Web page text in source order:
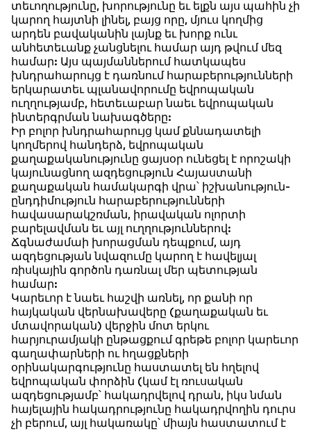
տեւողությունը, խորությունը եւ ելքն այս պահին չի
կարող հայտնի լինել, բայց որը, մյուս կողմից
արդեն բավականին լայնք եւ խորք ունւ
անհետեւանք չանցնելու համար այդ թվում մեզ
համար: Այս պայմաններում հատկապես
խնդրահարույց է դառնում հարաբերությունների
երկարատեւ պլանավորումը եվրոպական
ուղղությամբ, հետեւաբար նաեւ եվրոպական
ինտերգրման նախագծերը:
Իր բոլոր խնդրահարույց կամ քննադատելի
կողմերով հանդերձ, եվրոպական
քաղաքականությունը ցայսօր ունեցել է որոշակի
կայունացնող ազդեցություն Հայաստանի
քաղաքական համակարգի վրա՝ իշխանություն-
ընդդիմություն հարաբերությունների
հավասարակշռման, իրավական ոլորտի
բարելավման եւ այլ ուղղություններով:
Ճգնաժամաի խորացման դեպքում, այդ
ազդեցության նվազումը կարող է հավելյալ
ռիսկային գործոն դառնալ մեր պետության
համար:
Կարեւոր է նաեւ հաշվի առնել, որ քանի որ
հայկական վերնախավերը (քաղաքական եւ
մտավորական) վերջին մոտ երկու
հարյուրամյակի ընթացքում գրեթե բոլոր կարեւոր
գաղափարների ու հղացքների
օրինակարգությունը հաստատել են հղելով
եվրոպական փորձին (կամ էլ ռուսական
ազդեցությամբ՝ հակադրվելով դրան, իկս նման
հայելային հակադրությունը հակադրվողին դուրս
չի բերում, այլ հակառակը՝ միայն հաստատում է